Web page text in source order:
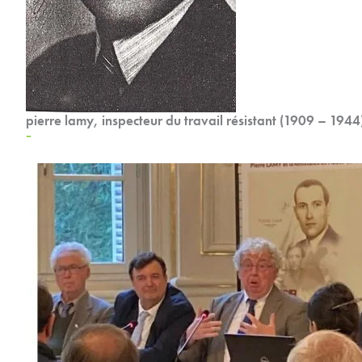
pierre lamy, inspecteur du travail résistant (1909 –
–